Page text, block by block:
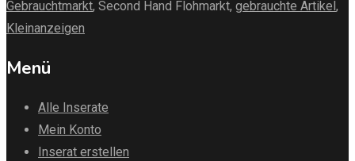
Gebrauchtmarkt, Second Hand Flohmarkt, gebrauchte Artikel ,
Kleinanzeigen
Menü
Alle Inserate
Mein Konto
Inserat erstellen